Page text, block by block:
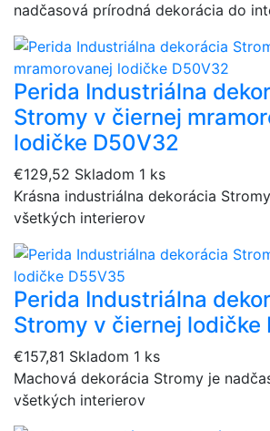
nadčasová prírodná dekorácia do
Perida Industriálna
Stromy v čiernej
lodičke D50V32
€129,52 Skladom 1 ks
Krásna industriálna dekorácia
všetkých interierov
Perida Industriálna
Stromy v čiernej lodičke
€157,81 Skladom 1 ks
Machová dekorácia Stromy je
všetkých interierov